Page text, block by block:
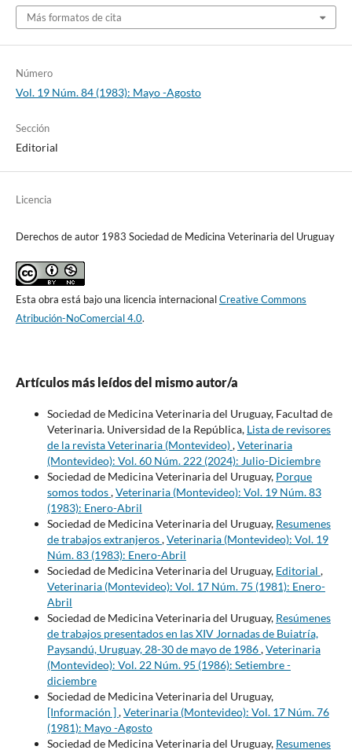
Más formatos de cita
Número
Vol. 19 Núm. 84 (1983): Mayo -Agosto
Sección
Editorial
Licencia
Derechos de autor 1983 Sociedad de Medicina Veterinaria del Uruguay
Esta obra está bajo una licencia internacionalCreative Commons
Atribución-NoComercial 4.0.
Artículos más leídos del mismo autor/a
Sociedad de Medicina Veterinaria del Uruguay, Facultad de
Veterinaria. Universidad de la República, Lista de revisores
de la revista Veterinaria (Montevideo),Veterinaria
(Montevideo): Vol. 60 Núm. 222 (2024): Julio-Diciembre
Sociedad de Medicina Veterinaria del Uruguay, Porque
somos todos,Veterinaria (Montevideo): Vol. 19 Núm. 83
(1983): Enero-Abril
Sociedad de Medicina Veterinaria del Uruguay, Resumenes
de trabajos extranjeros,Veterinaria (Montevideo): Vol. 19
Núm. 83 (1983): Enero-Abril
Sociedad de Medicina Veterinaria del Uruguay, Editorial ,
Veterinaria (Montevideo): Vol. 17 Núm. 75 (1981): Enero-
Abril
Sociedad de Medicina Veterinaria del Uruguay, Resúmenes
de trabajos presentados en las XIV Jornadas de Buiatría,
Paysandú, Uruguay, 28-30 de mayo de 1986,Veterinaria
(Montevideo): Vol. 22 Núm. 95 (1986): Setiembre -
diciembre
Sociedad de Medicina Veterinaria del Uruguay,
[Información ],Veterinaria (Montevideo): Vol. 17 Núm. 76
(1981): Mayo -Agosto
Sociedad de Medicina Veterinaria del Uruguay, Resumenes